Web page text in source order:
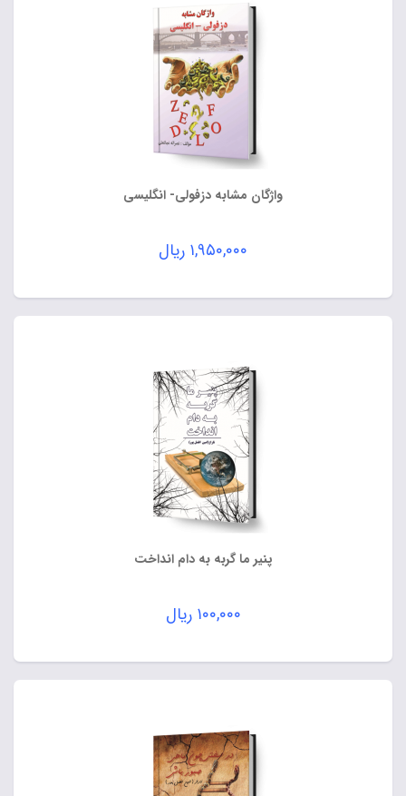
واژگان مشابه دزفولی- انگلیسی
۱,۹۵۰,۰۰۰ ریال
پنیر ما گربه به دام انداخت
۱۰۰,۰۰۰ ریال